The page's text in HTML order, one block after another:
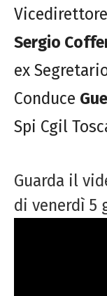
Sergio
ex
Conduce
Spi Cgil
Guarda il
di venerdì 5